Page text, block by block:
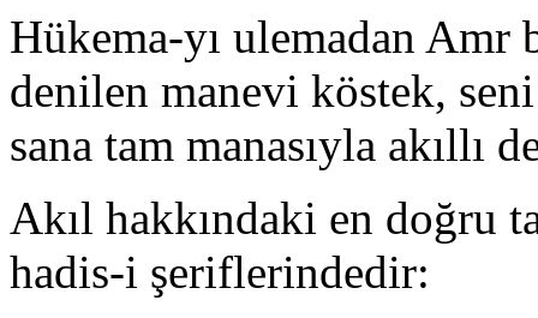
Hükema-yı ulemadan Amr
denilen manevi köstek,
sana tam manasıyla akıllı
Akıl hakkındaki en doğru
hadis-i şeriflerindedir: